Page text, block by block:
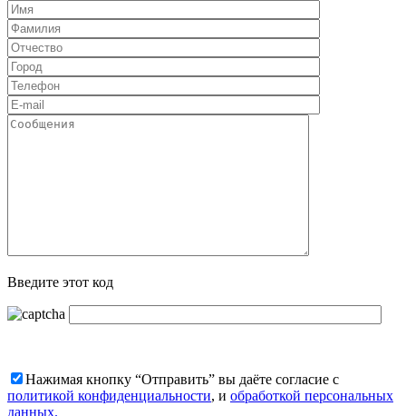
Введите этот код
Нажимая кнопку “Отправить” вы даёте согласие с
политикой конфиденциальности, и обработкой персональных
данных.